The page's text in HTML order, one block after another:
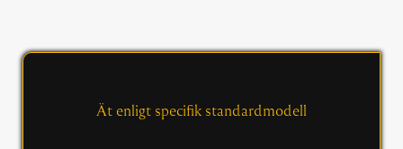
Ät enligt specifik standardmodell